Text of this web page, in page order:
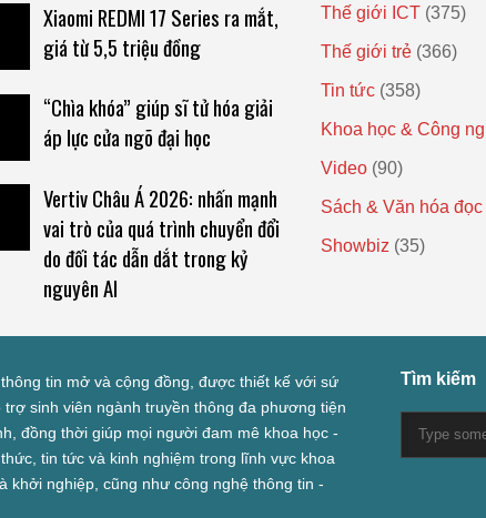
Xiaomi REDMI 17 Series ra mắt,
giá từ 5,5 triệu đồng
“Chìa khóa” giúp sĩ tử hóa giải
áp lực cửa ngõ đại học
Vertiv Châu Á 2026: nhấn mạnh
vai trò của quá trình chuyển đổi
do đối tác dẫn dắt trong kỷ
nguyên AI
Thế giới ICT (375)
Thế giới trẻ (366)
Tin tức (358)
Khoa học & Công
Video (90)
Sách & Văn hóa đọc
Showbiz (35)
tin mở và cộng đồng, được thiết kế với sứ
sinh viên ngành truyền thông đa phương tiện
đồng thời giúp mọi người đam mê khoa học -
tin tức và kinh nghiệm trong lĩnh vực khoa
khởi nghiệp, cũng như công nghệ thông tin -
Tìm kiếm